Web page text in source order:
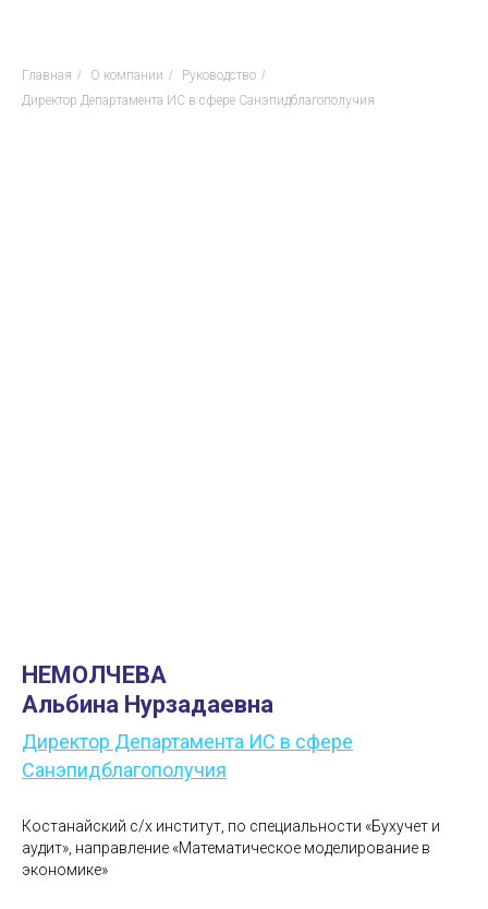
Главная / О компании / Руководство /
Директор Департамента ИС в сфере Санэпидблагополучия
НЕМОЛЧЕВА
Альбина Нурзадаевна
Директор Департамента ИС в сфере
Санэпидблагополучия
Костанайский с/х институт, по специальности «Бухучет и
аудит», направление «Математическое моделирование в
экономике»